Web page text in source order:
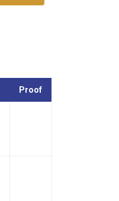
Proof